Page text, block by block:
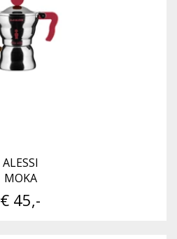
ALESSI
MOKA
€ 45,-